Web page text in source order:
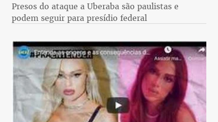
Presos do ataque a Uberaba são paulistas e
podem seguir para presídio federal